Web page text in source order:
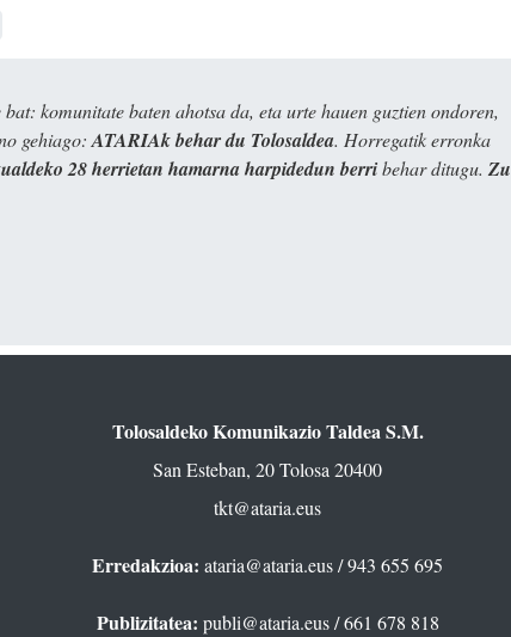
komunitate baten ahotsa da, eta urte hauen guztien ondoren,
gehiago:ATARIAk behar du Tolosaldea. Horregatik erronka
28 herrietan hamarna harpidedun berribehar ditugu. Zu
Tolosaldeko Komunikazio Taldea S.M.
San Esteban, 20 Tolosa 20400
tkt@ataria.eus
Erredakzioa: ataria@ataria.eus/ 943 655 695
Publizitatea: publi@ataria.eus/ 661 678 818